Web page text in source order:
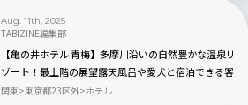
Aug. 11th, 2025
TABIZINE編集部
【亀の井ホテル 青梅】多摩川沿いの自然豊かな温泉リ
ゾート！最上階の展望露天風呂や愛犬と宿泊できる客
室を新設
関東 東京都23区外 ホテル